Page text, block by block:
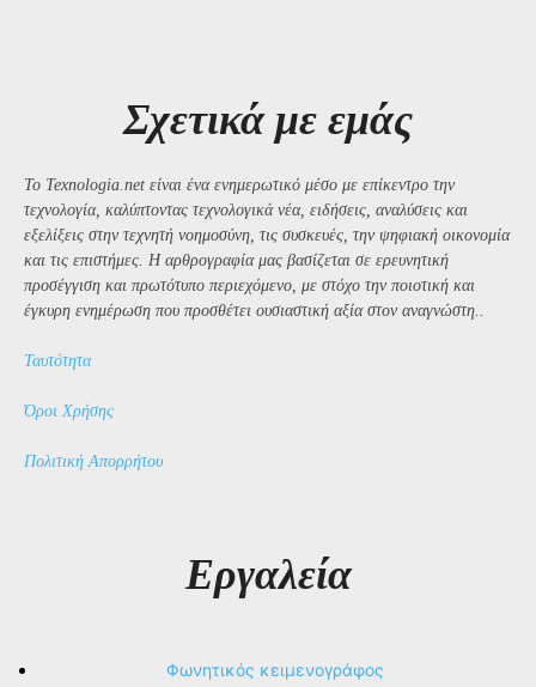
Σχετικά με εμάς
Το Texnologia.net είναι ένα ενημερωτικό μέσο με επίκεντρο την
τεχνολογία, καλύπτοντας τεχνολογικά νέα, ειδήσεις, αναλύσεις και
εξελίξεις στην τεχνητή νοημοσύνη, τις συσκευές, την ψηφιακή οικονομία
και τις επιστήμες. Η αρθρογραφία μας βασίζεται σε ερευνητική
προσέγγιση και πρωτότυπο περιεχόμενο, με στόχο την ποιοτική και
έγκυρη ενημέρωση που προσθέτει ουσιαστική αξία στον αναγνώστη..
Ταυτότητα
Όροι Χρήσης
Πολιτική Απορρήτου
Εργαλεία
Φωνητικός κειμενογράφος